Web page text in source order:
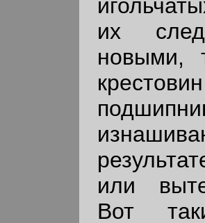
их
новыми,
или
Вот